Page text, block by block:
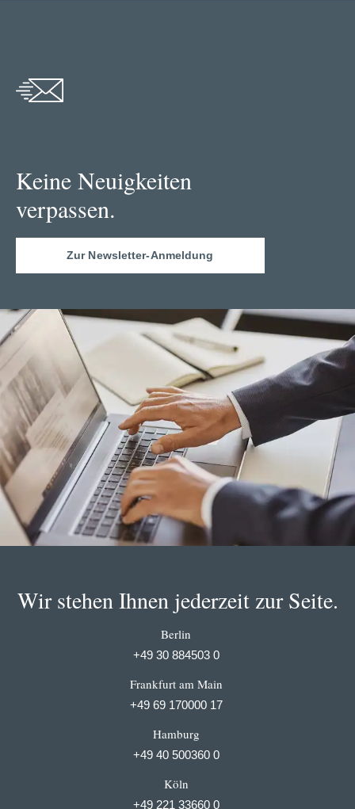
Keine Neuigkeiten
verpassen.
Zur Newsletter-Anmeldung
Wir stehen Ihnen jederzeit zur Seite.
Berlin
+49 30 884503 0
Frankfurt am Main
+49 69 170000 17
Hamburg
+49 40 500360 0
Köln
+49 221 33660 0